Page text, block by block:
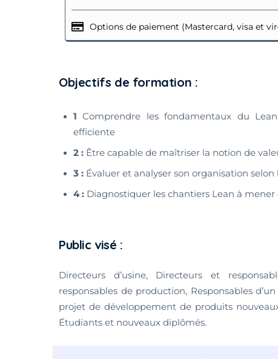
Options de paiement (Mastercard, visa et
Objectifs de formation :
1Comprendre les fondamentaux du
efficiente
2 : Être capable de maîtriser la notion de
3 : Évaluer et analyser son organisation
4 : Diagnostiquer les chantiers Lean à
Public visé :
Directeurs d’usine, Directeurs et
responsables de production, Responsables
projet de développement de produits
Étudiants et nouveaux diplômés.